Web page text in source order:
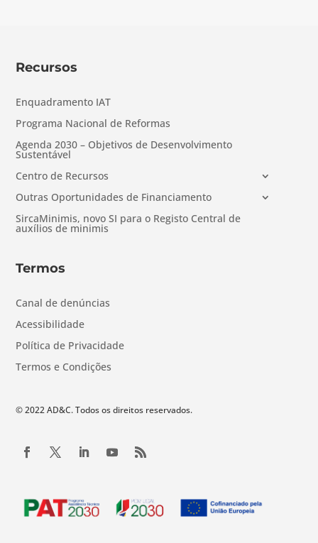
Recursos
Enquadramento IAT
Programa Nacional de Reformas
Agenda 2030 – Objetivos de Desenvolvimento
Sustentável
Centro de Recursos
Outras Oportunidades de Financiamento
SircaMinimis, novo SI para o Registo Central de
auxílios de minimis
Termos
Canal de denúncias
Acessibilidade
Política de Privacidade
Termos e Condições
© 2022 AD&C. Todos os direitos reservados.